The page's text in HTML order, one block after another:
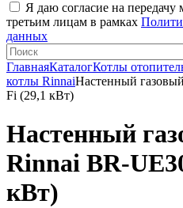
Я даю согласие на
третьим лицам в рамках
данных
ГлавнаяКаталогКотлы
котлы RinnaiНастенный
Fi (29,1 кВт)
Настенный
Rinnai BR-
кВт)